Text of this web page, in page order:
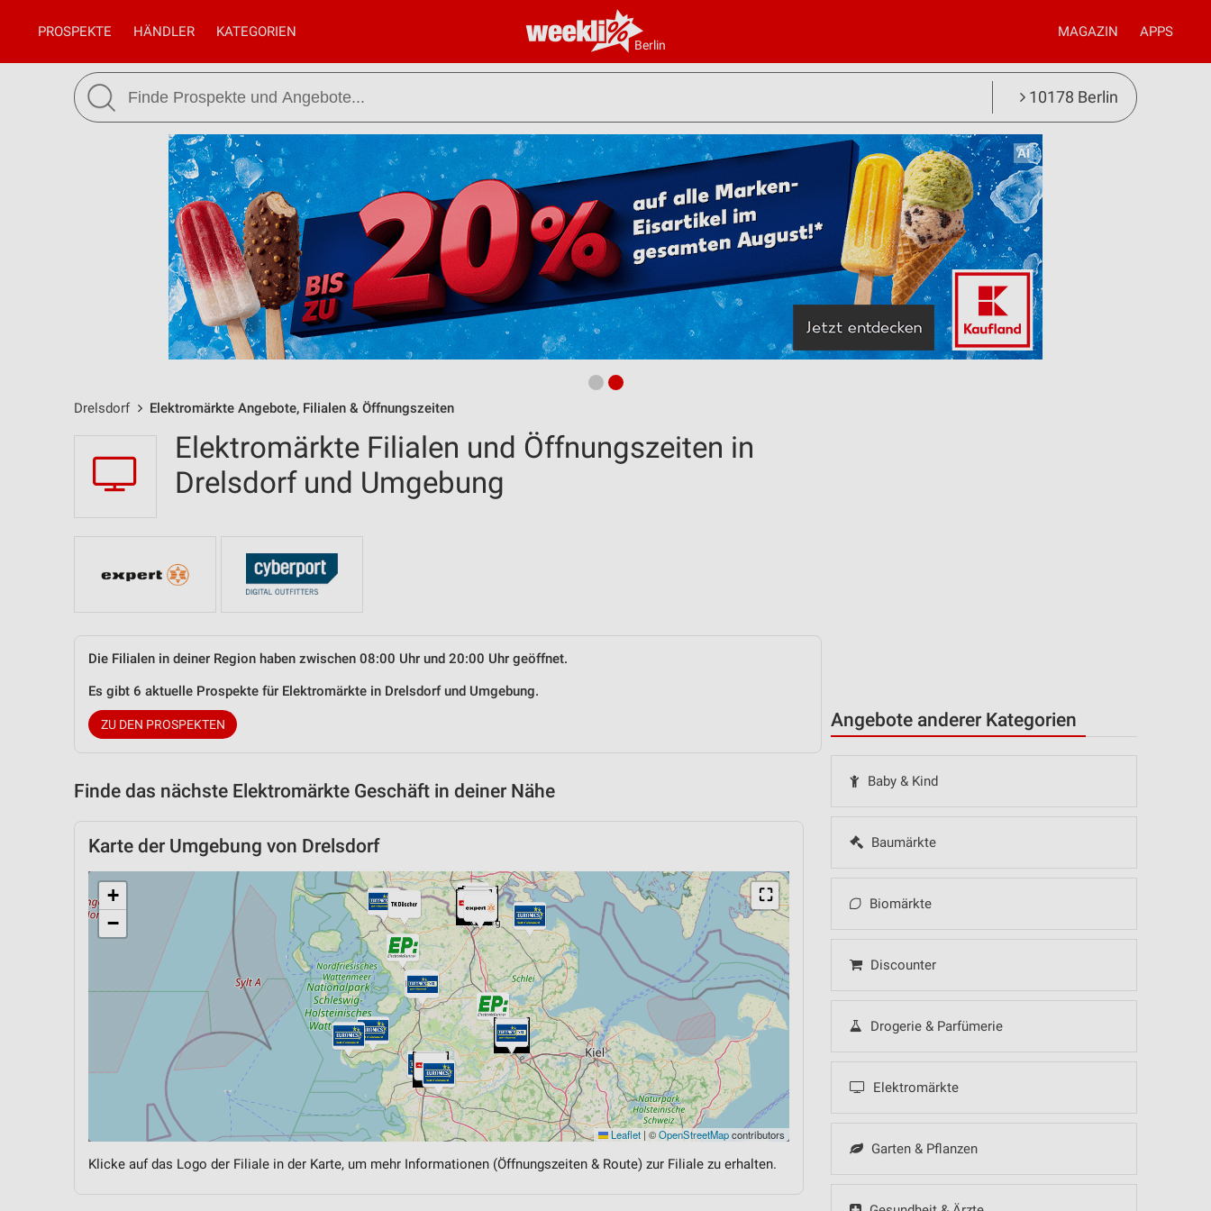
Berlin
PROSPEKTE HÄNDLER KATEGORIEN MAGAZIN APPS
10178 Berlin
Drelsdorf Elektromärkte Angebote, Filialen & Öffnungszeiten
Angebote anderer Kategorien
Baby & Kind
Baumärkte
Biomärkte
Discounter
Drogerie & Parfümerie
Elektromärkte
Garten & Pflanzen
Elektromärkte Filialen und Öffnungszeiten in
Drelsdorf und Umgebung
Die Filialen in deiner Region haben zwischen 08:00 Uhr und 20:00 Uhr geöffnet.
Es gibt 6 aktuelle Prospekte für Elektromärkte in Drelsdorf und Umgebung.
ZU DEN PROSPEKTEN
Finde das nächste Elektromärkte Geschäft in deiner Nähe
Karte der Umgebung von Drelsdorf
⛶
+
−
Leaflet | ©OpenStreetMapcontributors
Klicke auf das Logo der Filiale in der Karte, um mehr Informationen (Öffnungszeiten & Route) zur Filiale zu erhalten.